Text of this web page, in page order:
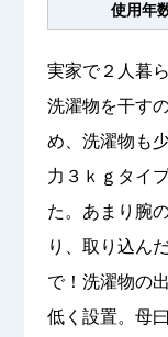
使用年
実家で２人暮
洗濯物を干す
め、洗濯物も
力３ｋｇタイ
た。あまり腕
り、取り込ん
で！洗濯物の
低く設置。母